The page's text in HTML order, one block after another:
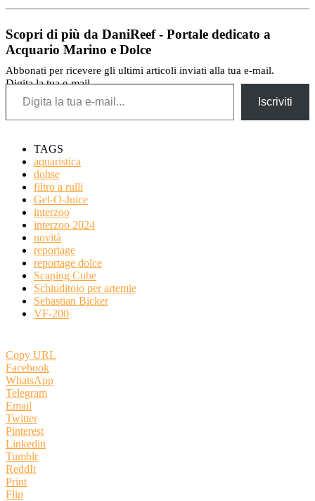
Scopri di più da DaniReef - Portale dedicato a
Acquario Marino e Dolce
Abbonati per ricevere gli ultimi articoli inviati alla tua e-mail.
Digita la tua e-mail...
Iscriviti
TAGS
aquaristica
dohse
filtro a rulli
Gel-O-Juice
interzoo
interzoo 2024
novità
reportage
reportage dolce
Scaping Cube
Schiuditoio per artemie
Sebastian Bicker
VF-200
Copy URL
Facebook
WhatsApp
Telegram
Email
Twitter
Pinterest
Linkedin
Tumblr
ReddIt
Print
Flip